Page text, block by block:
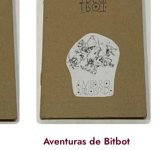
Aventuras de Bitbot